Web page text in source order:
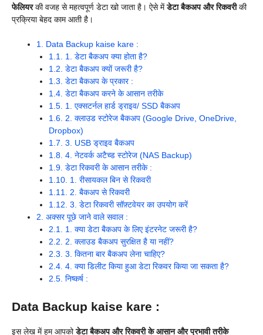
फेलियरकी वजह से महत्वपूर्ण डेटा खो जाता है। ऐसे मेंडेटा बैकअप और रिकवरीकी
प्रक्रिया बेहद काम आती है।
1.
Data Backup kaise kare :
1.1.
1. डेटा बैकअप क्या होता है?
1.2. डेटा बैकअप क्यों जरूरी है?
1.3. डेटा बैकअप के प्रकार :
1.4. डेटा बैकअप करने के आसान तरीके
1.5. 1. एक्सटर्नल हार्ड ड्राइव/ SSD बैकअप
1.6. 2. क्लाउड स्टोरेज बैकअप (Google Drive, OneDrive,
Dropbox)
1.7. 3. USB ड्राइव बैकअप
1.8. 4. नेटवर्क अटैच्ड स्टोरेज (NAS Backup)
1.9. डेटा रिकवरी के आसान तरीके :
1.10. 1. रीसायकल बिन से रिकवरी
1.11.
2. बैकअप से रिकवरी
1.12. 3. डेटा रिकवरी सॉफ़्टवेयर का उपयोग करें
2. अक्सर पूछे जाने वाले सवाल :
2.1.
1. क्या डेटा बैकअप के लिए इंटरनेट जरूरी है?
2.2.
2. क्लाउड बैकअप सुरक्षित है या नहीं?
2.3. 3. कितना बार बैकअप लेना चाहिए?
2.4. 4. क्या डिलीट किया हुआ डेटा रिकवर किया जा सकता है?
2.5. निष्कर्ष :
Data Backup kaise kare :
इस लेख में हम आपकोडेटा बैकअप और रिकवरी के आसान और प्रभावी तरीके